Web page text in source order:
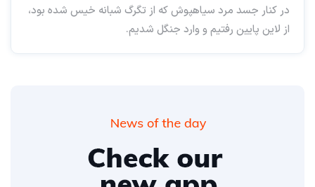
در کنار جسد مرد سیاهپوش که از تگرگ شبانه خیس شده بود،
از لاین پایین رفتیم و وارد جنگل شدیم.